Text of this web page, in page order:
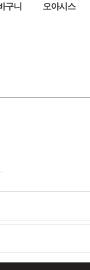
구니 오아시스